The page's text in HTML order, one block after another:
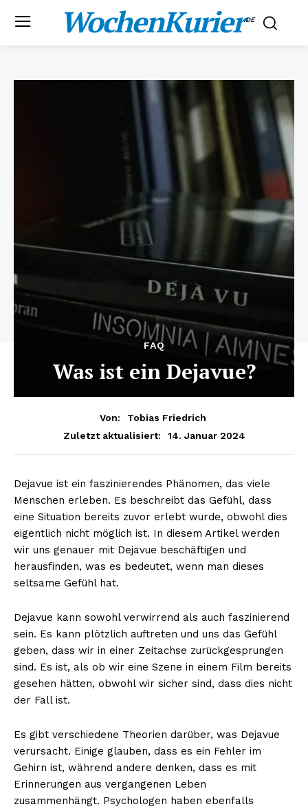
WochenKurier.DE
FAQ
Was ist ein Dejavue?
Von:
Tobias Friedrich
Zuletzt aktualisiert:
14. Januar 2024
Dejavue ist ein faszinierendes Phänomen, das viele
Menschen erleben. Es beschreibt das Gefühl, dass
eine Situation bereits zuvor erlebt wurde, obwohl dies
eigentlich nicht möglich ist. In diesem Artikel werden
wir uns genauer mit Dejavue beschäftigen und
herausfinden, was es bedeutet, wenn man dieses
seltsame Gefühl hat.
Dejavue kann sowohl verwirrend als auch faszinierend
sein. Es kann plötzlich auftreten und uns das Gefühl
geben, dass wir in einer Zeitachse zurückgesprungen
sind. Es ist, als ob wir eine Szene in einem Film bereits
gesehen hätten, obwohl wir sicher sind, dass dies nicht
der Fall ist.
Es gibt verschiedene Theorien darüber, was Dejavue
verursacht. Einige glauben, dass es ein Fehler im
Gehirn ist, während andere denken, dass es mit
Erinnerungen aus vergangenen Leben
zusammenhängt. Psychologen haben ebenfalls